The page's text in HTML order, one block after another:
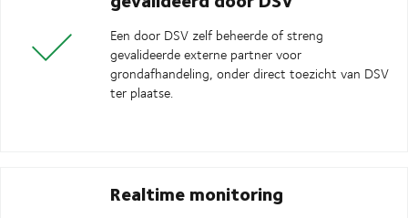
Een door DSV zelf beheerde of streng
gevalideerde externe partner voor
grondafhandeling, onder direct toezicht van DSV
ter plaatse.
Realtime monitoring